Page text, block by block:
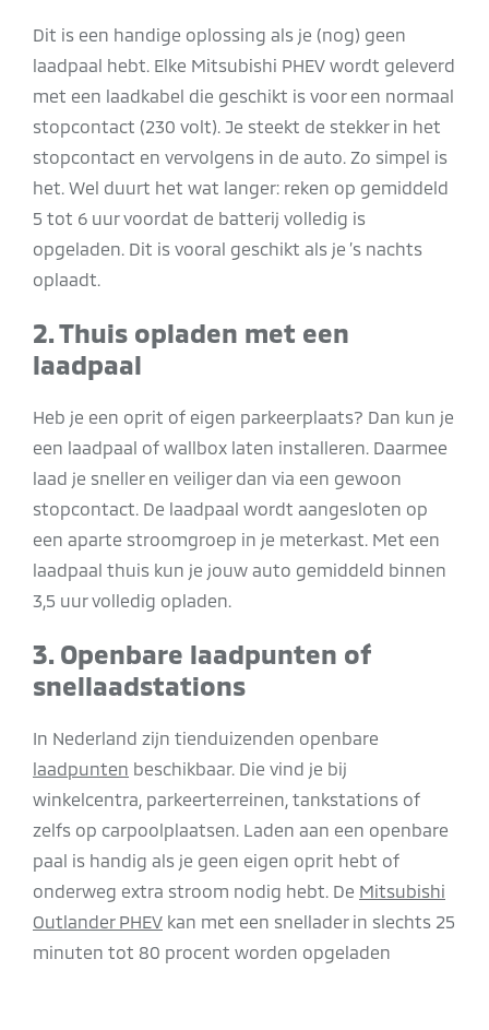
Dit is een handige oplossing als je (nog) geen
laadpaal hebt. Elke Mitsubishi PHEV wordt geleverd
met een laadkabel die geschikt is voor een normaal
stopcontact (230 volt). Je steekt de stekker in het
stopcontact en vervolgens in de auto. Zo simpel is
het. Wel duurt het wat langer: reken op gemiddeld
5 tot 6 uur voordat de batterij volledig is
opgeladen. Dit is vooral geschikt als je ’s nachts
oplaadt.
2. Thuis opladen met een
laadpaal
Heb je een oprit of eigen parkeerplaats? Dan kun je
een laadpaal of wallbox laten installeren. Daarmee
laad je sneller en veiliger dan via een gewoon
stopcontact. De laadpaal wordt aangesloten op
een aparte stroomgroep in je meterkast. Met een
laadpaal thuis kun je jouw auto gemiddeld binnen
3,5 uur volledig opladen.
3. Openbare laadpunten of
snellaadstations
In Nederland zijn tienduizenden openbare
laadpunten beschikbaar. Die vind je bij
winkelcentra, parkeerterreinen, tankstations of
zelfs op carpoolplaatsen. Laden aan een openbare
paal is handig als je geen eigen oprit hebt of
onderweg extra stroom nodig hebt. De Mitsubishi
Outlander PHEV kan met een snellader in slechts 25
minuten tot 80 procent worden opgeladen